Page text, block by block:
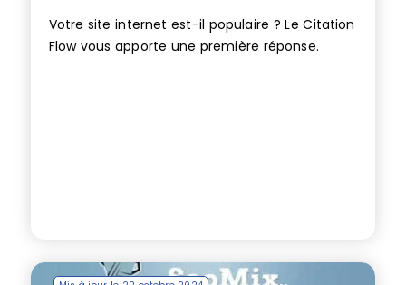
Votre site internet est-il populaire ? Le Citation
Flow vous apporte une première réponse.